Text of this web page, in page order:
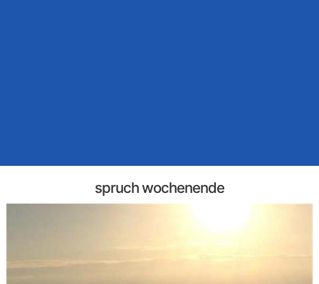
spruch wochenende